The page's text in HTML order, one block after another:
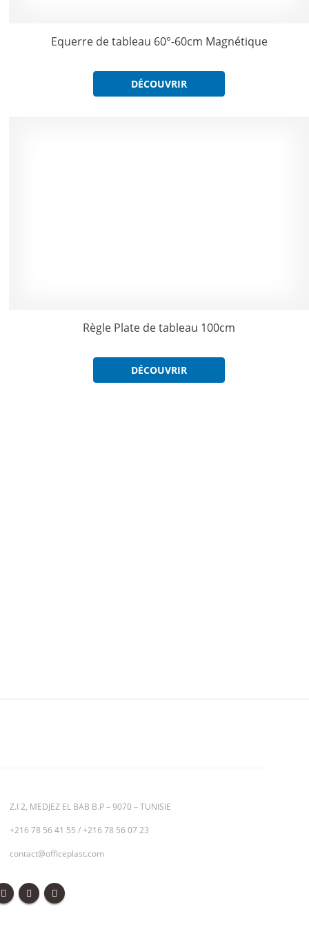
Equerre de tableau 60°-60cm Magnétique
DÉCOUVRIR
Règle Plate de tableau 100cm
DÉCOUVRIR
Z.I 2, MEDJEZ EL BAB B.P – 9070 – TUNISIE
+216 78 56 41 55 /+216 78 56 07 23
contact@officeplast.com